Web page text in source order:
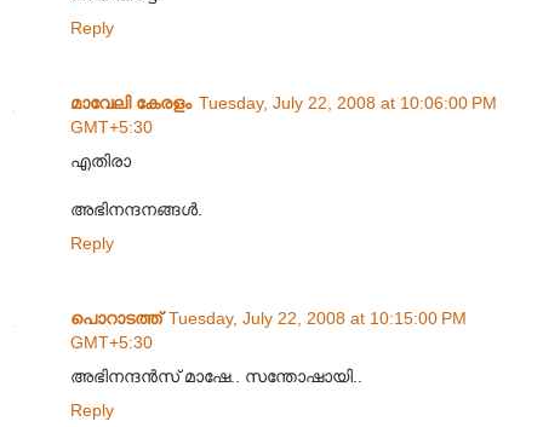
Reply
മാവേലി കേരളം Tuesday, July 22, 2008 at 10:06:00 PM
GMT+5:30
എതിരാ
അഭിനന്ദനങ്ങള്‍.
Reply
പൊറാടത്ത് Tuesday, July 22, 2008 at 10:15:00 PM
GMT+5:30
അഭിനന്ദന്‍സ് മാഷേ.. സന്തോഷായി..
Reply